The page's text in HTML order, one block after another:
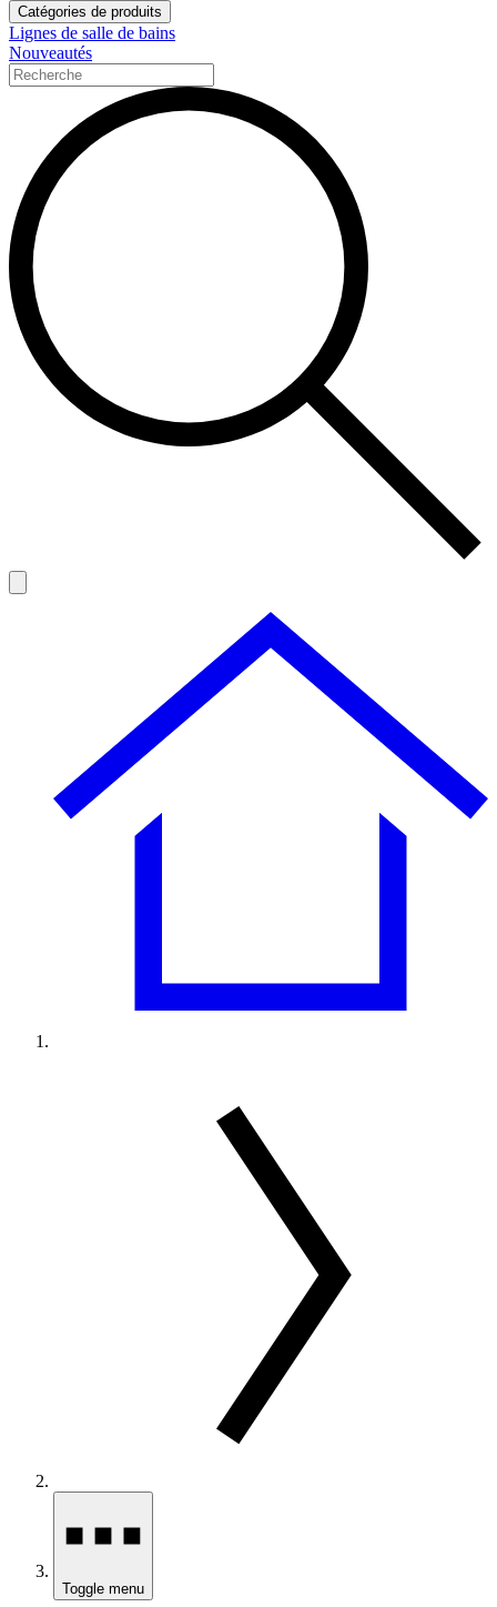
Catégories de produits
Lignes de salle de bains
Nouveautés
Toggle menu